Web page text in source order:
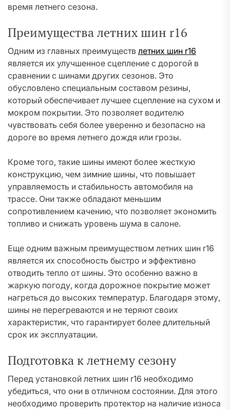
время летнего сезона.
Преимущества летних шин r16
Одним из главных преимуществ летних шин r16
является их улучшенное сцепление с дорогой в
сравнении с шинами других сезонов. Это
обусловлено специальным составом резины,
который обеспечивает лучшее сцепление на сухом и
мокром покрытии. Это позволяет водителю
чувствовать себя более уверенно и безопасно на
дороге во время летнего дождя или грозы.
Кроме того, такие шины имеют более жесткую
конструкцию, чем зимние шины, что повышает
управляемость и стабильность автомобиля на
трассе. Они также обладают меньшим
сопротивлением качению, что позволяет экономить
топливо и снижать уровень шума в салоне.
Еще одним важным преимуществом летних шин r16
является их способность быстро и эффективно
отводить тепло от шины. Это особенно важно в
жаркую погоду, когда дорожное покрытие может
нагреться до высоких температур. Благодаря этому,
шины не перегреваются и не теряют своих
характеристик, что гарантирует более длительный
срок их эксплуатации.
Подготовка к летнему сезону
Перед установкой летних шин r16 необходимо
убедиться, что они в отличном состоянии. Для этого
необходимо проверить протектор на наличие износа